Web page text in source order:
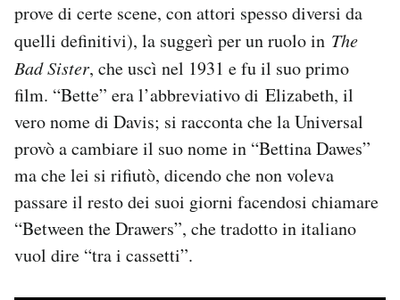
prove di certe scene, con attori spesso diversi da
quelli definitivi), la suggerì per un ruolo in The
Bad Sister, che uscì nel 1931 e fu il suo primo
film. “Bette” era l’abbreviativo di Elizabeth, il
vero nome di Davis; si racconta che la Universal
provò a cambiare il suo nome in “Bettina Dawes”
ma che lei si rifiutò, dicendo che non voleva
passare il resto dei suoi giorni facendosi chiamare
“Between the Drawers”, che tradotto in italiano
vuol dire “tra i cassetti”.